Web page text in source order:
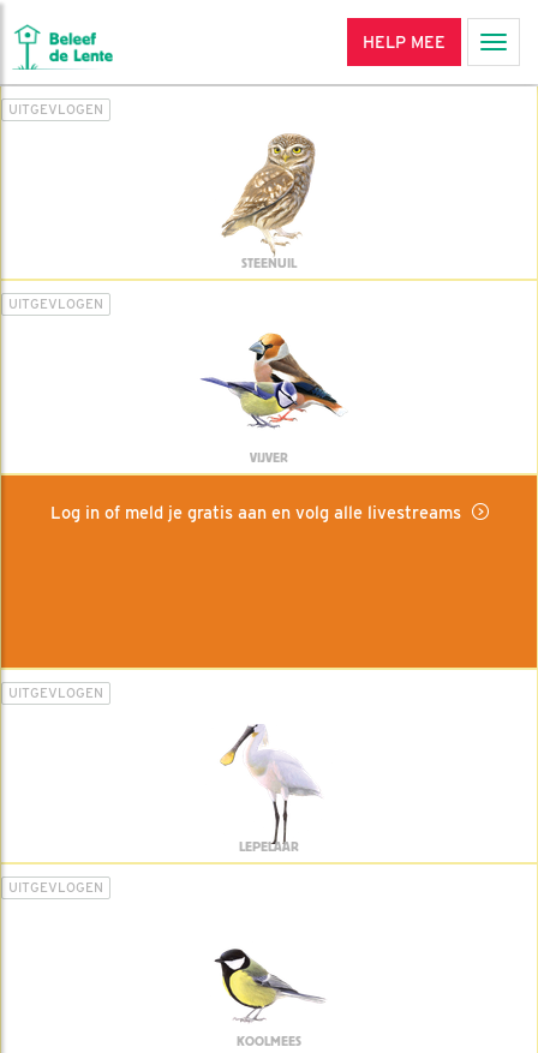
HELP MEE
UITGEVLOGEN
STEENUIL
UITGEVLOGEN
VIJVER
Log in of meld je gratis aan en volg alle livestreams
UITGEVLOGEN
LEPELAAR
UITGEVLOGEN
KOOLMEES